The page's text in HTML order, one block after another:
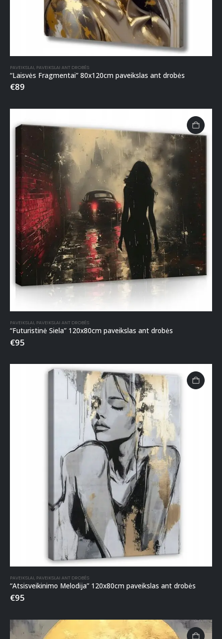
PAVEIKSLAI PAVEIKSLAI ANT DROBĖS
“Laisvės Fragmentai” 80x120cm paveikslas ant drobės
€89
PAVEIKSLAI, PAVEIKSLAI ANT DROBĖS
“Futuristinė Siela” 120x80cm paveikslas ant drobės
€95
PAVEIKSLAI, PAVEIKSLAI ANT DROBĖS
“Atsisveikinimo Melodija” 120x80cm paveikslas ant drobės
€95